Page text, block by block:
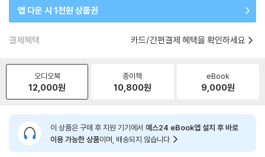
앱 다운 시 1천원 상품권
결제혜택 카드/간편결제 혜택을 확인하세요
오디오북
12,000원
종이책
10,800원
eBook
9,000원
이 상품은 구매 후 지원 기기에서 예스24 eBook앱 설치 후 바로
이용 가능한 상품이며, 배송되지 않습니다.